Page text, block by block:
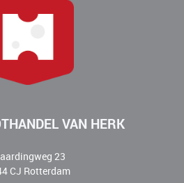
VAN HERK
23
CJ Rotterdam